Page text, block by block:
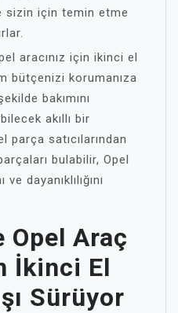
sizin için temin etme
aracınız için ikinci el
bütçenizi korumanıza
bakımını
akıllı bir
satıcılarından
bulabilir, Opel
dayanıklılığını
Opel Araç
İkinci El
Sürüyor